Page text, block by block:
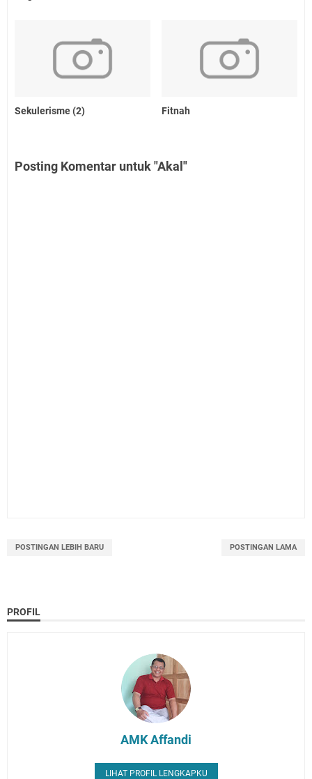
Sekulerisme (2) Fitnah
Posting Komentar untuk "Akal"
POSTINGAN LEBIH BARU POSTINGAN LAMA
PROFIL
AMK Affandi
LIHAT PROFIL LENGKAPKU